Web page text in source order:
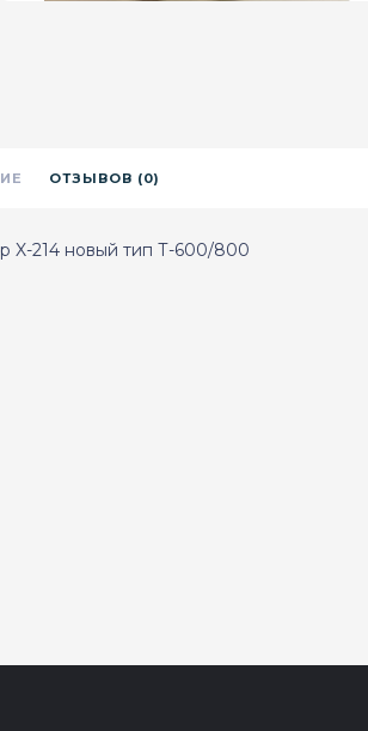
ОТЗЫВОВ (0)
X-214 новый тип Т-600/800